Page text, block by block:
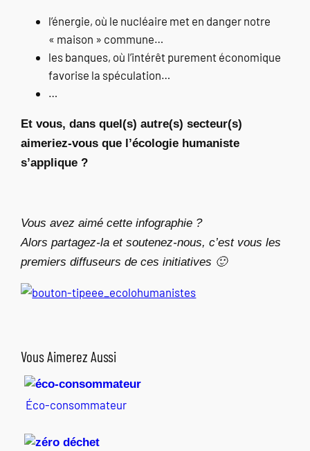
l’énergie, où le nucléaire met en danger notre
« maison » commune…
les banques, où l’intérêt purement économique
favorise la spéculation…
…
Et vous, dans quel(s) autre(s) secteur(s)
aimeriez-vous que l’écologie humaniste
s’applique ?
Vous avez aimé cette infographie ?
Alors partagez-la et soutenez-nous, c’est vous les
premiers diffuseurs de ces initiatives 🙂
Vous Aimerez Aussi
Éco-consommateur